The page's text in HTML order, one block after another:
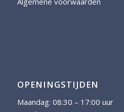
OPENINGSTIJDEN
Maandag: 08:30 – 17:00 uur